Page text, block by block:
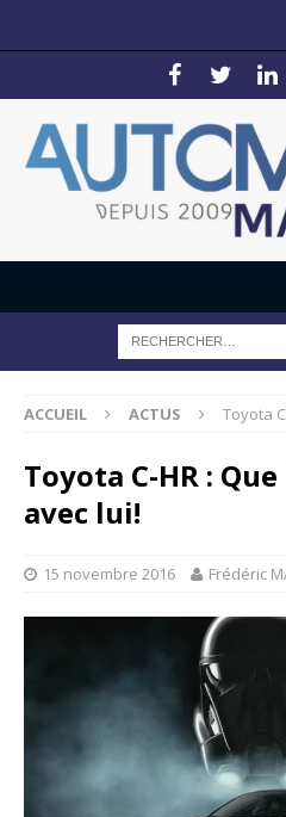
ACCUEIL ACTUS Toyota
Toyota C-HR :
avec lui!
15 novembre 2016 Frédéric